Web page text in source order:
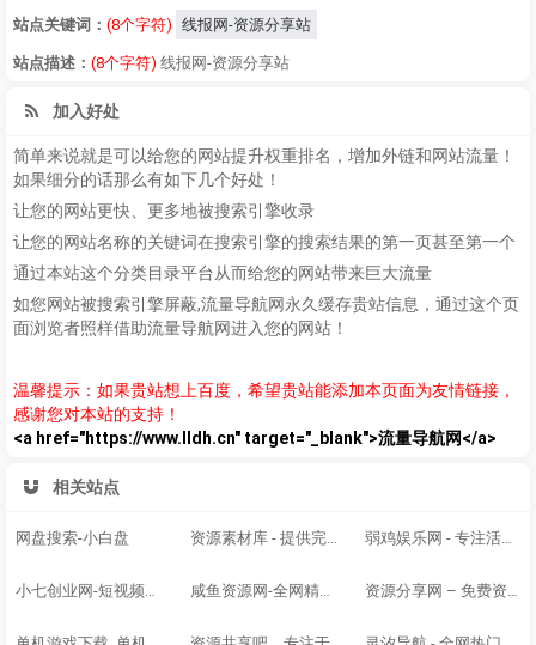
站点关键词： (8个字符) 线报网-资源分享站
站点描述： (8个字符) 线报网-资源分享站
加入好处
简单来说就是可以给您的网站提升权重排名，增加外链和网站流量！
如果细分的话那么有如下几个好处！
让您的网站更快、更多地被搜索引擎收录
让您的网站名称的关键词在搜索引擎的搜索结果的第一页甚至第一个
通过本站这个分类目录平台从而给您的网站带来巨大流量
如您网站被搜索引擎屏蔽,流量导航网永久缓存贵站信息，通过这个页
面浏览者照样借助流量导航网进入您的网站！
温馨提示：如果贵站想上百度，希望贵站能添加本页面为友情链接，
感谢您对本站的支持！
<a href="https://www.lldh.cn" target="_blank">流量导航网</a>
相关站点
网盘搜索-小白盘 资源素材库 - 提供完整的电商素材和精品源码 - 为您推荐有价值的资源内容分享。 弱鸡娱乐网 - 专注活动，软件，教程分享！总之就是网络那些事。
咸鱼资源网-全网精品资源分享平台_爱收集_爱分享